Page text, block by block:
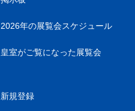
2026年の展覧会スケジュール
皇室がご覧になった展覧会
新規登録